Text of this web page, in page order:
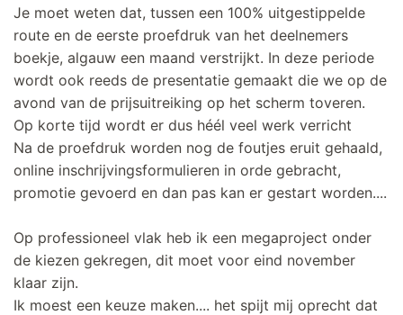
Je moet weten dat, tussen een 100% uitgestippelde
route en de eerste proefdruk van het deelnemers
boekje, algauw een maand verstrijkt. In deze periode
wordt ook reeds de presentatie gemaakt die we op de
avond van de prijsuitreiking op het scherm toveren.
Op korte tijd wordt er dus héél veel werk verricht
Na de proefdruk worden nog de foutjes eruit gehaald,
online inschrijvingsformulieren in orde gebracht,
promotie gevoerd en dan pas kan er gestart worden....
Op professioneel vlak heb ik een megaproject onder
de kiezen gekregen, dit moet voor eind november
klaar zijn.
Ik moest een keuze maken.... het spijt mij oprecht dat